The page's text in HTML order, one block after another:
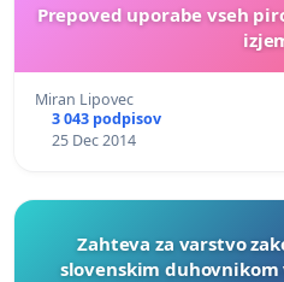
Prepoved uporabe vseh
Miran Lipovec
3 043 podpisov
25 Dec 2014
Zahteva za varstvo
slovenskim duhovnikom